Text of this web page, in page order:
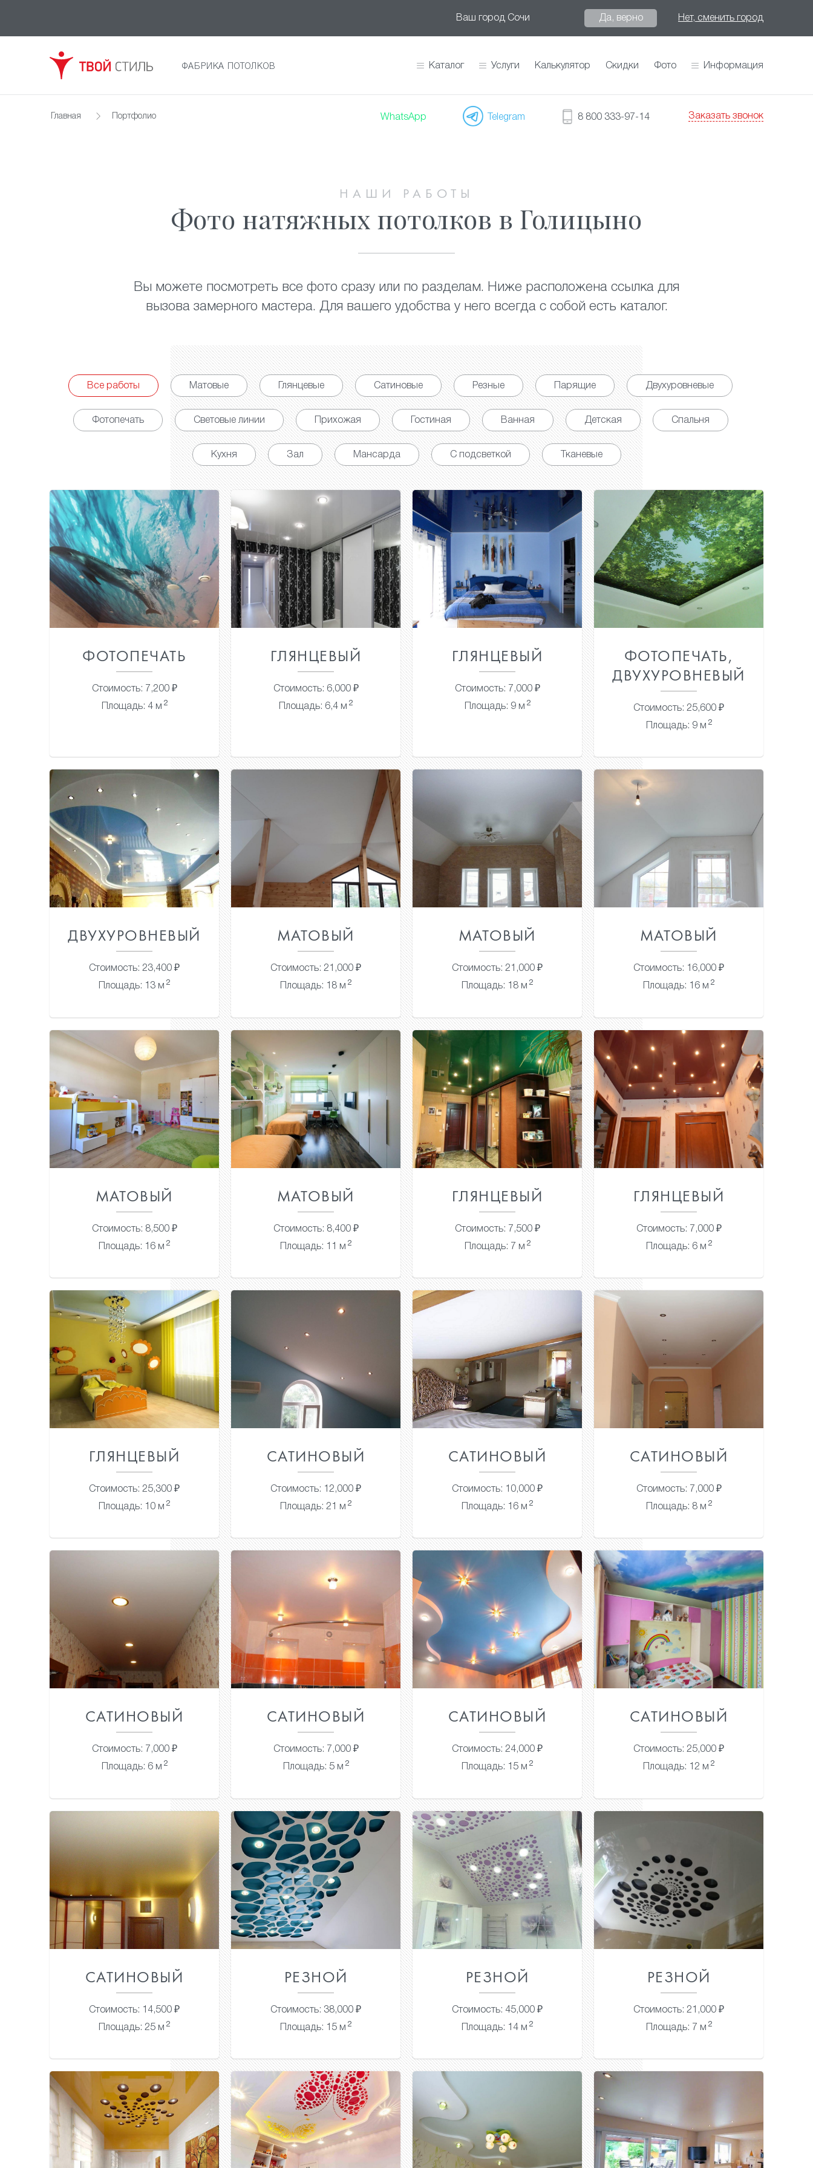
Ваш город Сочи Да, верно Нет, сменить город
ФАБРИКА ПОТОЛКОВ Каталог Услуги Калькулятор Скидки Фото Информация
Главная Портфолио WhatsApp Telegram 8 800 333-97-14 Заказать звонок
НАШИ РАБОТЫ
Фото натяжных потолков в Голицыно
Вы можете посмотреть все фото сразу или по разделам. Ниже расположена ссылка для
вызова замерного мастера. Для вашего удобства у него всегда с собой есть каталог.
Все работы Матовые Глянцевые Сатиновые Резные Парящие Двухуровневые
Фотопечать Световые линии Прихожая Гостиная Ванная Детская Спальня
Кухня Зал Мансарда С подсветкой Тканевые
ФОТОПЕЧАТЬ
Стоимость: 7,200 ₽
Площадь: 4 м 2
ГЛЯНЦЕВЫЙ
Стоимость: 6,000 ₽
Площадь: 6,4 м 2
ГЛЯНЦЕВЫЙ
Стоимость: 7,000 ₽
Площадь: 9 м 2
ФОТОПЕЧАТЬ,
ДВУХУРОВНЕВЫЙ
Стоимость: 25,600 ₽
Площадь: 9 м 2
ДВУХУРОВНЕВЫЙ
Стоимость: 23,400 ₽
Площадь: 13 м 2
МАТОВЫЙ
Стоимость: 21,000 ₽
Площадь: 18 м 2
МАТОВЫЙ
Стоимость: 21,000 ₽
Площадь: 18 м 2
МАТОВЫЙ
Стоимость: 16,000 ₽
Площадь: 16 м 2
МАТОВЫЙ
Стоимость: 8,500 ₽
Площадь: 16 м 2
МАТОВЫЙ
Стоимость: 8,400 ₽
Площадь: 11 м 2
ГЛЯНЦЕВЫЙ
Стоимость: 7,500 ₽
Площадь: 7 м 2
ГЛЯНЦЕВЫЙ
Стоимость: 7,000 ₽
Площадь: 6 м 2
ГЛЯНЦЕВЫЙ
Стоимость: 25,300 ₽
Площадь: 10 м 2
САТИНОВЫЙ
Стоимость: 12,000 ₽
Площадь: 21 м 2
САТИНОВЫЙ
Стоимость: 10,000 ₽
Площадь: 16 м 2
САТИНОВЫЙ
Стоимость: 7,000 ₽
Площадь: 8 м 2
САТИНОВЫЙ
Стоимость: 7,000 ₽
Площадь: 6 м 2
САТИНОВЫЙ
Стоимость: 7,000 ₽
Площадь: 5 м 2
САТИНОВЫЙ
Стоимость: 24,000 ₽
Площадь: 15 м 2
САТИНОВЫЙ
Стоимость: 25,000 ₽
Площадь: 12 м 2
САТИНОВЫЙ
Стоимость: 14,500 ₽
Площадь: 25 м 2
РЕЗНОЙ
Стоимость: 38,000 ₽
Площадь: 15 м 2
РЕЗНОЙ
Стоимость: 45,000 ₽
Площадь: 14 м 2
РЕЗНОЙ
Стоимость: 21,000 ₽
Площадь: 7 м 2